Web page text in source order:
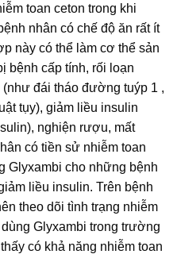
toan ceton trong khi
nhân có chế độ ăn rất ít
này có thể làm cơ thể sản
bệnh cấp tính, rối loạn
đái tháo đường tuýp 1 ,
tụy), giảm liều insulin
nghiện rượu, mất
có tiền sử nhiễm toan
Glyxambi cho những bệnh
liều insulin. Trên bệnh
theo dõi tình trạng nhiễm
Glyxambi trong trường
có khả năng nhiễm toan